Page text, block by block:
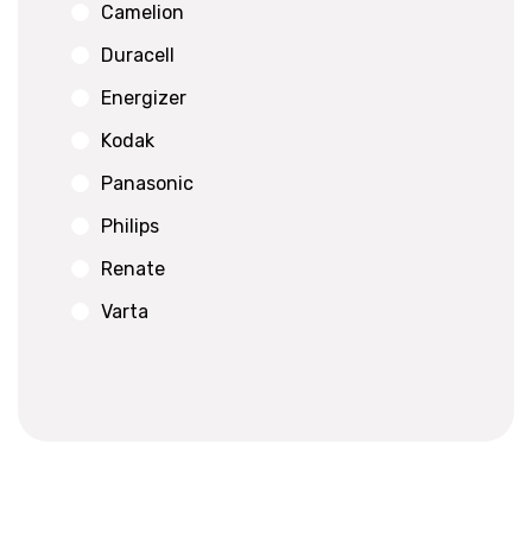
Camelion
Duracell
Energizer
Kodak
Panasonic
Philips
Renate
Varta